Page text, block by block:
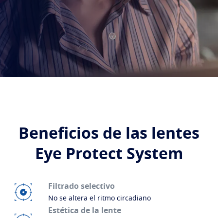
Transitions Lentes que se adaptan a la luz
Lentes solares Visión con estilo
Filtros para tus lentes de uso diario
Mejorar
Beneficios de las lentes
Eye Protect System
Filtrado selectivo
No se altera el ritmo circadiano
Estética de la lente